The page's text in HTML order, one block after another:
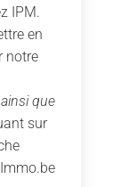
IPM.
en
notre
que
sur